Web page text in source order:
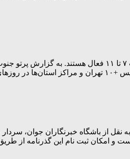
دفاتر پلیس +۱۰ تهران و مراکز استان‌ها در روزهای شنبه تا چهارشنبه از ساعت ۷
زیارتی از ۲۸ تیرماه خبرداد. به گزارش پرتو جنوب به نقل
ثبت نام صدور گذرنامه زیارتی از ۲۸ تیرماه آغاز خواهد شد گفت: اعتبار گذرنامه